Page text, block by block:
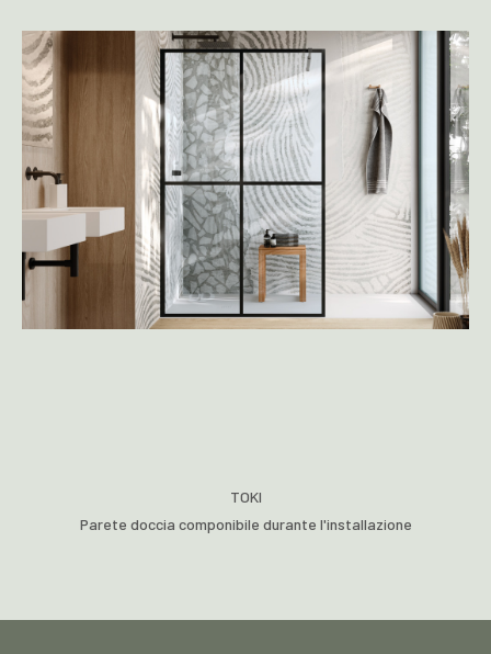
TOKI
Parete doccia componibile durante l'installazione